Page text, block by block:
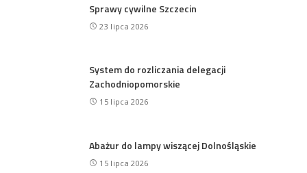
Sprawy cywilne Szczecin
23 lipca 2026
System do rozliczania delegacji
Zachodniopomorskie
15 lipca 2026
Abażur do lampy wiszącej Dolnośląskie
15 lipca 2026